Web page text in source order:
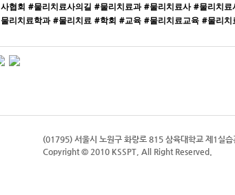
사협회 #물리치료사의길 #물리치료과 #물리치료사 #물리치료
물리치료학과 #물리치료 #학회 #교육 #물리치료교육 #물리치
(01795) 서울시 노원구 화랑로 815 삼육대학교 제1실
Copyright © 2010 KSSPT, All Right Reserved.